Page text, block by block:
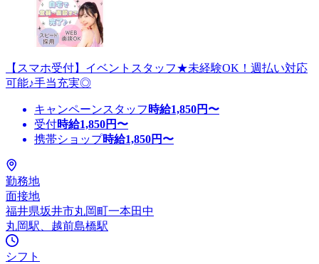
【スマホ受付】イベントスタッフ★未経験OK！週払い対応
可能♪手当充実◎
キャンペーンスタッフ 時給1,850円〜
受付時給1,850円〜
携帯ショップ時給1,850円〜
勤務地
面接地
福井県坂井市丸岡町一本田中
丸岡駅、越前島橋駅
シフト